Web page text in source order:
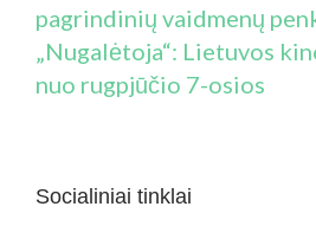
pagrindinių vaidmenų
„Nugalėtoja“: Lietuvos
nuo rugpjūčio 7-osios
Socialiniai tinklai